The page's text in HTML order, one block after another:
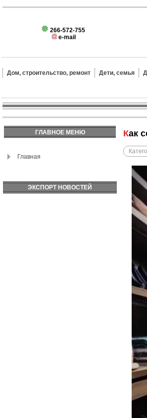
266-572-755
e-mail
Дом, строительство, ремонт Дети, семья
ГЛАВНОЕ МЕНЮ
Главная
ЭКСПОРТ НОВОСТЕЙ
Как